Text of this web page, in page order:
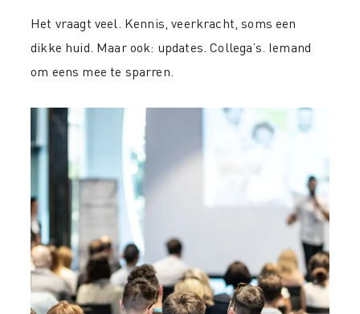
Het vraagt veel. Kennis, veerkracht, soms een
dikke huid. Maar ook: updates. Collega’s. Iemand
om eens mee te sparren.